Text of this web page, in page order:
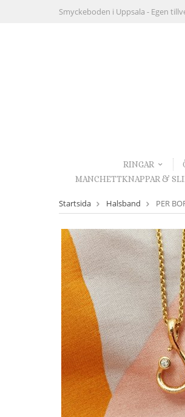
Smyckeboden i Uppsala - Egen
RINGAR
MANCHETTKNAPPAR &
Startsida Halsband PER